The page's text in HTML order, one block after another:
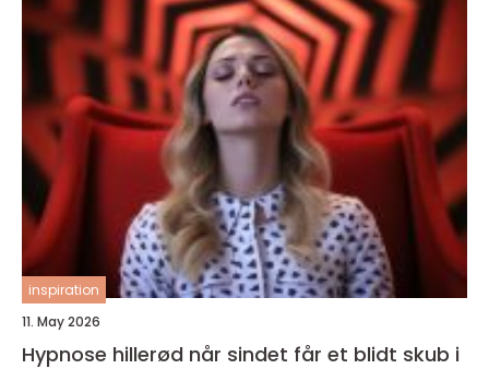
inspiration
11. May 2026
Hypnose hillerød når sindet får et blidt skub i